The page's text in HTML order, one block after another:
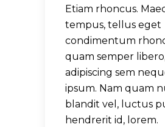
Etiam rhoncus.
tempus, tellus eget
condimentum
quam semper
adipiscing sem
ipsum. Nam quam
blandit vel, luctus
hendrerit id, lorem.